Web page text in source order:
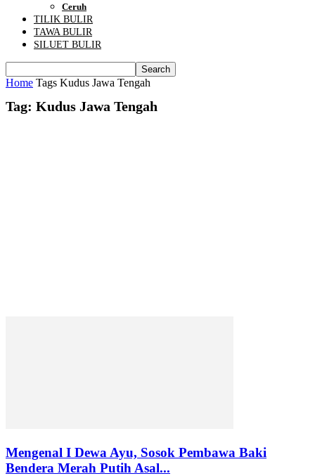
Ceruh
TILIK BULIR
TAWA BULIR
SILUET BULIR
Home Tags Kudus Jawa Tengah
Tag: Kudus Jawa Tengah
Mengenal I Dewa Ayu, Sosok Pembawa Baki
Bendera Merah Putih Asal...